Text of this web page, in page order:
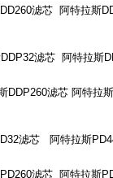
DD260滤芯 阿特拉斯
DDP32滤芯 阿特拉斯
DDP260滤芯 阿特拉斯
滤芯 阿特拉斯
PD260滤芯 阿特拉斯